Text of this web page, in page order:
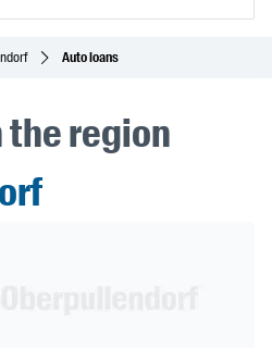
Auto loans
the region